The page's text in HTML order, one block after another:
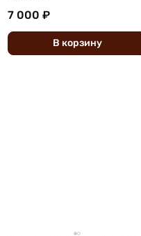
7 000 ₽
В корзину